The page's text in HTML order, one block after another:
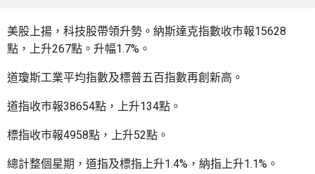
美股上揚，科技股帶領升勢。納斯達克指數收巿報15628
點，上升267點。升幅1.7%。
道瓊斯工業平均指數及標普五百指數再創新高。
道指收巿報38654點，上升134點。
標指收巿報4958點，上升52點。
總計整個星期，道指及標指上升1.4%，納指上升1.1%。